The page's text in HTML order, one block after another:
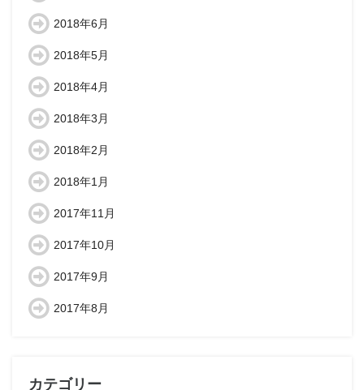
2018年6月
2018年5月
2018年4月
2018年3月
2018年2月
2018年1月
2017年11月
2017年10月
2017年9月
2017年8月
カテゴリー